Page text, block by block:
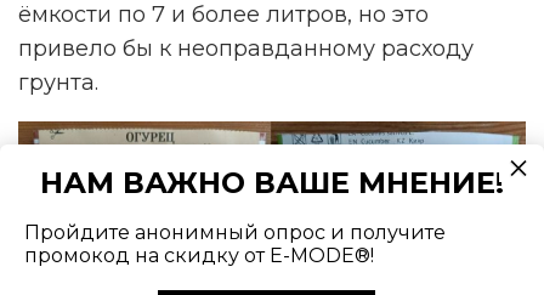
ёмкости по 7 и более литров, но это
привело бы к неоправданному расходу
грунта.
НАМ ВАЖНО ВАШЕ МНЕНИЕ!
Пройдите анонимный опрос и получите
промокод на скидку от E-MODE®!